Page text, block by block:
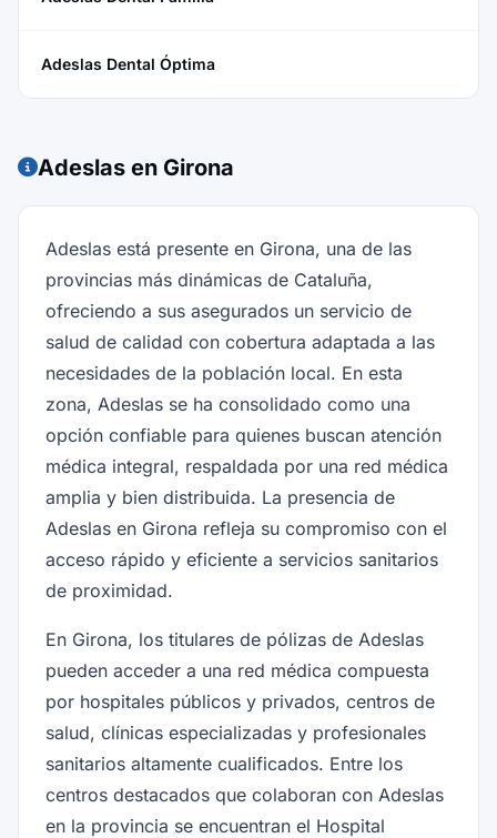
Adeslas Dental Óptima
Adeslas en Girona
Adeslas está presente en Girona, una de las
provincias más dinámicas de Cataluña,
ofreciendo a sus asegurados un servicio de
salud de calidad con cobertura adaptada a las
necesidades de la población local. En esta
zona, Adeslas se ha consolidado como una
opción confiable para quienes buscan atención
médica integral, respaldada por una red médica
amplia y bien distribuida. La presencia de
Adeslas en Girona refleja su compromiso con el
acceso rápido y eficiente a servicios sanitarios
de proximidad.
En Girona, los titulares de pólizas de Adeslas
pueden acceder a una red médica compuesta
por hospitales públicos y privados, centros de
salud, clínicas especializadas y profesionales
sanitarios altamente cualificados. Entre los
centros destacados que colaboran con Adeslas
en la provincia se encuentran el Hospital